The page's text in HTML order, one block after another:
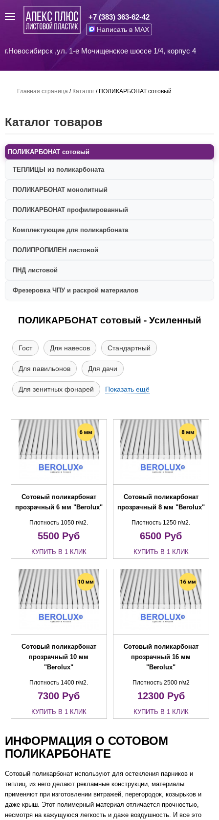
+7 (383) 363-62-42
Написать в MAX
г.Новосибирск ,ул. 1-е Мочищенское шоссе 1/4, корпус 4
Главная страница / Каталог / ПОЛИКАРБОНАТ сотовый
Каталог товаров
ПОЛИКАРБОНАТ сотовый
ТЕПЛИЦЫ из поликарбоната
ПОЛИКАРБОНАТ монолитный
ПОЛИКАРБОНАТ профилированный
Комплектующие для поликарбоната
ПОЛИПРОПИЛЕН листовой
ПНД листовой
Фрезеровка ЧПУ и раскрой материалов
ПОЛИКАРБОНАТ сотовый - Усиленный
Гост Для навесов Стандартный
Для павильонов Для дачи
Для зенитных фонарей Показать ещё
Сотовый поликарбонат
прозрачный 6 мм "Berolux"
Плотность 1050 г/м2.
5500 Руб
КУПИТЬ В 1 КЛИК
Сотовый поликарбонат
прозрачный 8 мм "Berolux"
Плотность 1250 г/м2.
6500 Руб
КУПИТЬ В 1 КЛИК
Сотовый поликарбонат
прозрачный 10 мм
"Berolux"
Плотность 1400 г/м2.
7300 Руб
КУПИТЬ В 1 КЛИК
Сотовый поликарбонат
прозрачный 16 мм
"Berolux"
Плотность 2500 г/м2
12300Руб
КУПИТЬ В 1 КЛИК
ИНФОРМАЦИЯ О СОТОВОМ
ПОЛИКАРБОНАТЕ
Сотовый поликарбонат используют для остекления парников и
теплиц, из него делают рекламные конструкции, материалы
применяют при изготовлении витражей, перегородок, козырьков и
даже крыш. Этот полимерный материал отличается прочностью,
несмотря на кажущуюся легкость и даже воздушность. И все это